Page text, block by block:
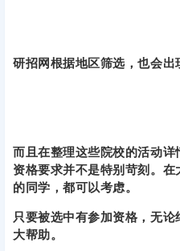
研招网根据地区筛选，也会出
而且在整理这些院校的活动
资格要求并不是特别苛刻。
的同学，都可以考虑。
只要被选中有参加资格，无
大帮助。